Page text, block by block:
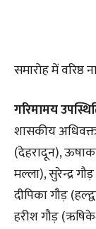
समारोह में
गरिमामय
शासकीय
(देहरादून),
मल्ला), सुरेन्द्र
दीपिका गौड़
हरीश गौड़